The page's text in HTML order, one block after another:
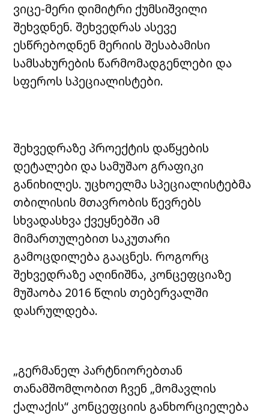
ვიცე-მერი დიმიტრი ქუმსიშვილი
შეხვდნენ. შეხვედრას ასევე
ესწრებოდნენ მერიისშესაბამისი
სამსახურების წარმომადგენლები და
სფეროს სპეციალისტები.
შეხვედრაზე პროექტის დაწყების
დეტალები და სამუშაო გრაფიკი
განიხილეს.უცხოელმა სპეციალისტებმა
თბილისის მთავრობის წევრებს
სხვადასხვა ქვეყნებში ამ
მიმართულებით საკუთარი
გამოცდილება გააცნეს. როგორც
შეხვედრაზე აღინიშნა, კონცეფციაზე
მუშაობა 2016 წლის თებერვალში
დასრულდება.
„გერმანელ პარტნიორებთან
თანამშომლობით ჩვენ „მომავლის
ქალაქის“ კონცეფციის განხორციელება